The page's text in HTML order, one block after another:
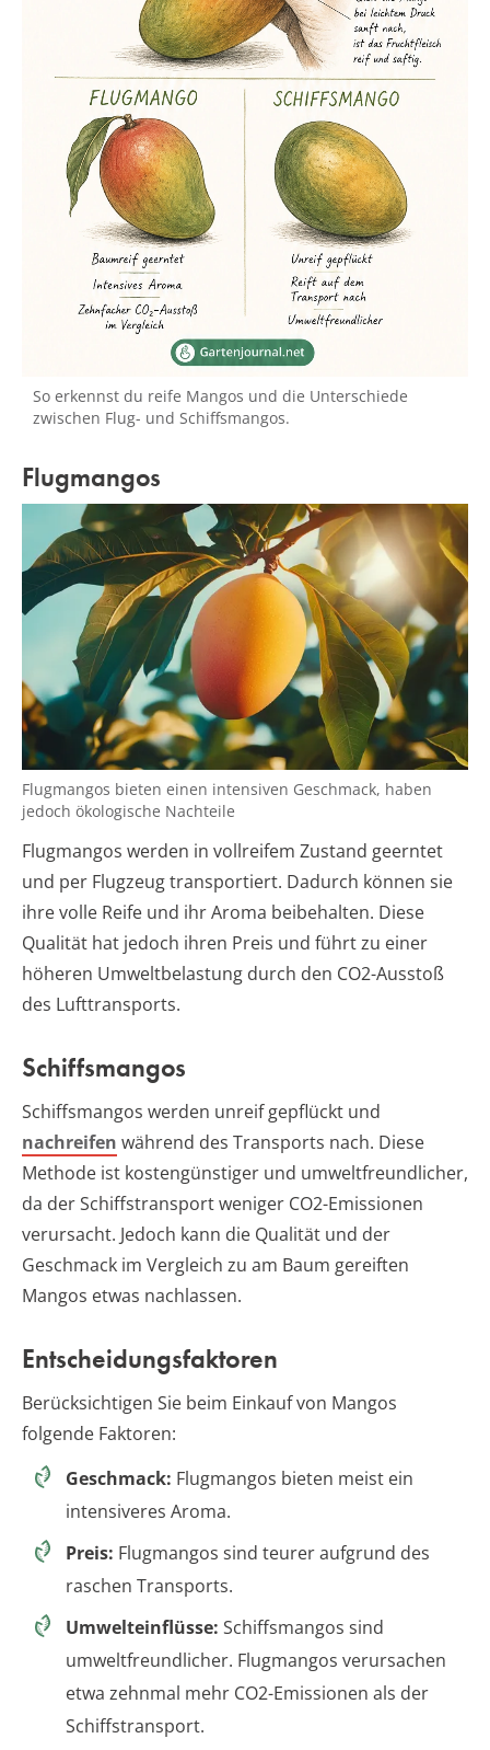
So erkennst du reife Mangos und die Unterschiede
zwischen Flug- und Schiffsmangos.
Flugmangos
Flugmangos bieten einen intensiven Geschmack, haben
jedoch ökologische Nachteile
Flugmangos werden in vollreifem Zustand geerntet
und per Flugzeug transportiert. Dadurch können sie
ihre volle Reife und ihr Aroma beibehalten. Diese
Qualität hat jedoch ihren Preis und führt zu einer
höheren Umweltbelastung durch den CO2-Ausstoß
des Lufttransports.
Schiffsmangos
Schiffsmangos werden unreif gepflückt und
nachreifen während des Transports nach. Diese
Methode ist kostengünstiger und umweltfreundlicher,
da der Schiffstransport weniger CO2-Emissionen
verursacht. Jedoch kann die Qualität und der
Geschmack im Vergleich zu am Baum gereiften
Mangos etwas nachlassen.
Entscheidungsfaktoren
Berücksichtigen Sie beim Einkauf von Mangos
folgende Faktoren:
Geschmack: Flugmangos bieten meist ein
intensiveres Aroma.
Preis: Flugmangos sind teurer aufgrund des
raschen Transports.
Umwelteinflüsse: Schiffsmangos sind
umweltfreundlicher. Flugmangos verursachen
etwa zehnmal mehr CO2-Emissionen als der
Schiffstransport.